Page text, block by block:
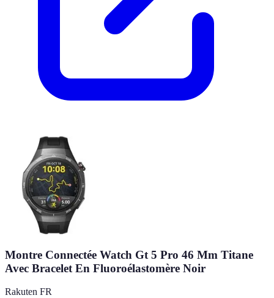
Montre Connectée Watch Gt 5 Pro 46 Mm Titane
Avec Bracelet En Fluoroélastomère Noir
Rakuten FR